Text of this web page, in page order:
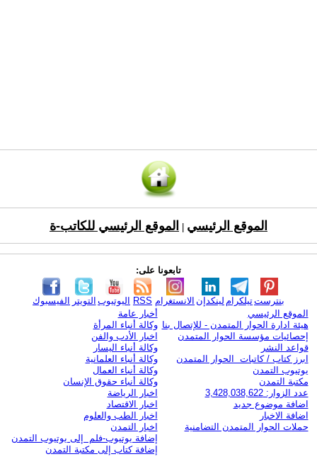
الموقع الرئيسي الموقع الرئيسي للكاتب-ة
تابعونا على:
الفيسبوك التويتر اليوتيوب RSS الانستغرام لينكدإن تيلكرامبنترست
الموقع الرئيسي
هيئة ادارة الحوار المتمدن - للإتصال بنا
إحصائيات مؤسسة الحوار المتمدن
قواعد النشر
ابرز كتاب / كاتبات الحوار المتمدن
يوتيوب التمدن
مكتبة التمدن
عدد الزوار: 3,428,038,622
اضافة موضوع جديد
اضافة الاخبار
حملات الحوار المتمدن التضامنية
أخبار عامة
وكالة أنباء المرأة
اخبار الأدب والفن
وكالة أنباء اليسار
وكالة أنباء العلمانية
وكالة أنباء العمال
وكالة أنباء حقوق الإنسان
اخبار الرياضة
اخبار الاقتصاد
اخبار الطب والعلوم
اخبار التمدن
إضافة يوتيوب-فلم إلى يوتيوب التمدن
إضافة كتاب إلى مكتبة التمدن